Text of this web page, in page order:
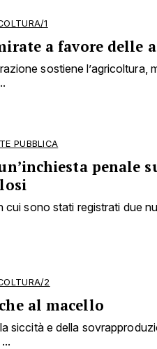
1
a favore delle
sostiene l’agricoltura,
PUBBLICA
penale
cui sono stati registrati due
2
al macello
siccità e della